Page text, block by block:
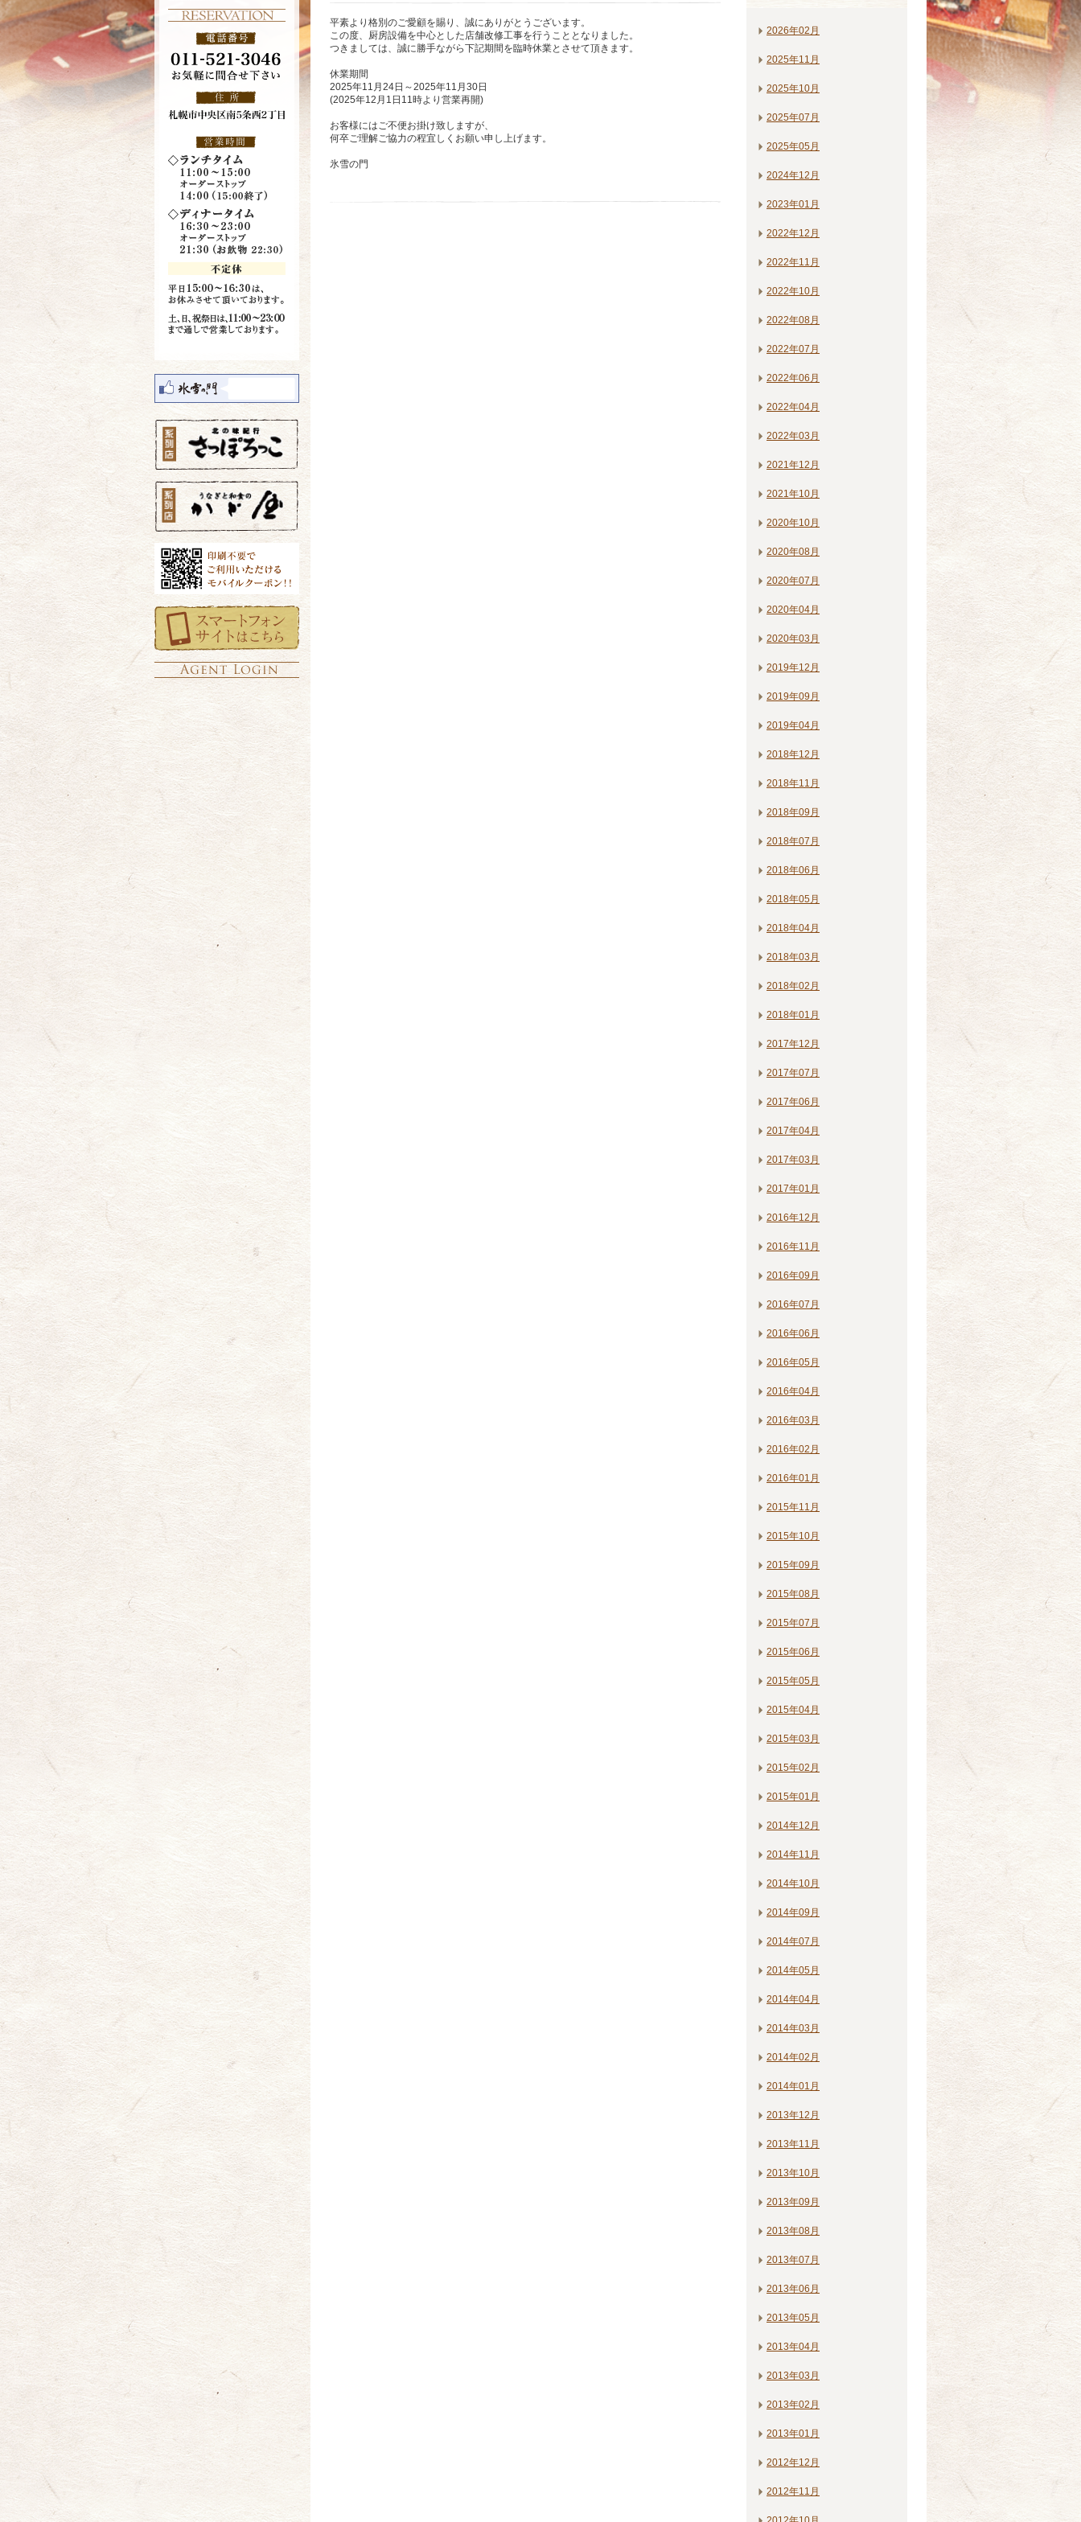
平素より格別のご愛顧を賜り、誠にありがとうございます。
この度、厨房設備を中心とした店舗改修工事を行うこととなりました。
つきましては、誠に勝手ながら下記期間を臨時休業とさせて頂きます。
休業期間
2025年11月24日～2025年11月30日
(2025年12月1日11時より営業再開)
お客様にはご不便お掛け致しますが、
何卒ご理解ご協力の程宜しくお願い申し上げます。
氷雪の門
2026年02月
2025年11月
2025年10月
2025年07月
2025年05月
2024年12月
2023年01月
2022年12月
2022年11月
2022年10月
2022年08月
2022年07月
2022年06月
2022年04月
2022年03月
2021年12月
2021年10月
2020年10月
2020年08月
2020年07月
2020年04月
2020年03月
2019年12月
2019年09月
2019年04月
2018年12月
2018年11月
2018年09月
2018年07月
2018年06月
2018年05月
2018年04月
2018年03月
2018年02月
2018年01月
2017年12月
2017年07月
2017年06月
2017年04月
2017年03月
2017年01月
2016年12月
2016年11月
2016年09月
2016年07月
2016年06月
2016年05月
2016年04月
2016年03月
2016年02月
2016年01月
2015年11月
2015年10月
2015年09月
2015年08月
2015年07月
2015年06月
2015年05月
2015年04月
2015年03月
2015年02月
2015年01月
2014年12月
2014年11月
2014年10月
2014年09月
2014年07月
2014年05月
2014年04月
2014年03月
2014年02月
2014年01月
2013年12月
2013年11月
2013年10月
2013年09月
2013年08月
2013年07月
2013年06月
2013年05月
2013年04月
2013年03月
2013年02月
2013年01月
2012年12月
2012年11月